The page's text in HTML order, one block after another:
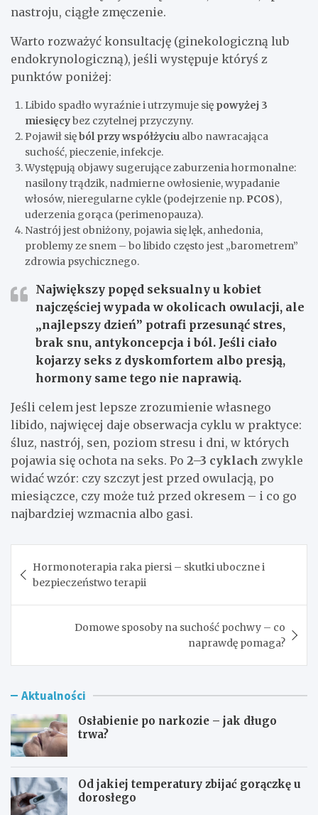
nastroju, ciągłe zmęczenie.
Warto rozważyć konsultację (ginekologiczną lub
endokrynologiczną), jeśli występuje któryś z
punktów poniżej:
Libido spadło wyraźnie i utrzymuje się powyżej 3
miesięcybez czytelnej przyczyny.
Pojawił sięból przy współżyciu albo nawracająca
suchość, pieczenie, infekcje.
Występują objawy sugerujące zaburzenia hormonalne:
nasilony trądzik, nadmierne owłosienie, wypadanie
włosów, nieregularne cykle (podejrzenie np. PCOS),
uderzenia gorąca (perimenopauza).
Nastrój jest obniżony, pojawia się lęk, anhedonia,
problemy ze snem – bo libido często jest „barometrem”
zdrowia psychicznego.
Największy popęd seksualny u kobiet
najczęściej wypada w okolicach owulacji, ale
„najlepszy dzień” potrafi przesunąć stres,
brak snu, antykoncepcja i ból. Jeśli ciało
kojarzy seks z dyskomfortem albo presją,
hormony same tego nie naprawią.
Jeśli celem jest lepsze zrozumienie własnego
libido, najwięcej daje obserwacja cyklu w praktyce:
śluz, nastrój, sen, poziom stresu i dni, w których
pojawia się ochota na seks. Po 2–3 cyklach zwykle
widać wzór: czy szczyt jest przed owulacją, po
miesiączce, czy może tuż przed okresem – i co go
najbardziej wzmacnia albo gasi.
wpisu
Hormonoterapia raka piersi – skutki uboczne i
bezpieczeństwo terapii
Domowe sposoby na suchość pochwy – co
naprawdę pomaga?
Aktualności
Osłabienie po narkozie – jak długo
trwa?
Od jakiej temperatury zbijać gorączkę u
dorosłego